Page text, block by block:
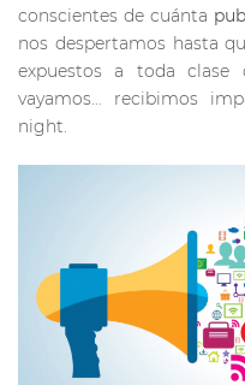
conscientes de cuánta
nos despertamos hasta
expuestos a toda clase
vayamos… recibimos
night.